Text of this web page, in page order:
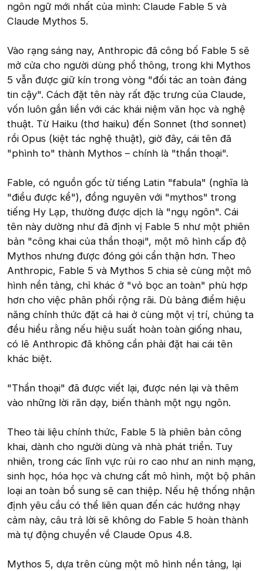
ngôn ngữ mới nhất của mình: Claude Fable 5 và
Claude Mythos 5.
Vào rạng sáng nay, Anthropic đã công bố Fable 5 sẽ
mở cửa cho người dùng phổ thông, trong khi Mythos
5 vẫn được giữ kín trong vòng "đối tác an toàn đáng
tin cậy". Cách đặt tên này rất đặc trưng của Claude,
vốn luôn gắn liền với các khái niệm văn học và nghệ
thuật. Từ Haiku (thơ haiku) đến Sonnet (thơ sonnet)
rồi Opus (kiệt tác nghệ thuật), giờ đây, cái tên đã
"phình to" thành Mythos – chính là "thần thoại".
Fable, có nguồn gốc từ tiếng Latin "fabula" (nghĩa là
"điều được kể"), đồng nguyên với "mythos" trong
tiếng Hy Lạp, thường được dịch là "ngụ ngôn". Cái
tên này dường như đã định vị Fable 5 như một phiên
bản "công khai của thần thoại", một mô hình cấp độ
Mythos nhưng được đóng gói cẩn thận hơn. Theo
Anthropic, Fable 5 và Mythos 5 chia sẻ cùng một mô
hình nền tảng, chỉ khác ở "vỏ bọc an toàn" phù hợp
hơn cho việc phân phối rộng rãi. Dù bảng điểm hiệu
năng chính thức đặt cả hai ở cùng một vị trí, chúng ta
đều hiểu rằng nếu hiệu suất hoàn toàn giống nhau,
có lẽ Anthropic đã không cần phải đặt hai cái tên
khác biệt.
"Thần thoại" đã được viết lại, được nén lại và thêm
vào những lời răn dạy, biến thành một ngụ ngôn.
Theo tài liệu chính thức, Fable 5 là phiên bản công
khai, dành cho người dùng và nhà phát triển. Tuy
nhiên, trong các lĩnh vực rủi ro cao như an ninh mạng,
sinh học, hóa học và chưng cất mô hình, một bộ phân
loại an toàn bổ sung sẽ can thiệp. Nếu hệ thống nhận
định yêu cầu có thể liên quan đến các hướng nhạy
cảm này, câu trả lời sẽ không do Fable 5 hoàn thành
mà tự động chuyển về Claude Opus 4.8.
Mythos 5, dựa trên cùng một mô hình nền tảng, lại